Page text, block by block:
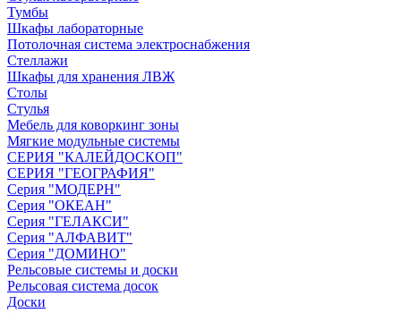
Тумбы
Шкафы лабораторные
Потолочная система электроснабжения
Стеллажи
Шкафы для хранения ЛВЖ
Столы
Стулья
Мебель для коворкинг зоны
Мягкие модульные системы
СЕРИЯ "КАЛЕЙДОСКОП"
СЕРИЯ "ГЕОГРАФИЯ"
Серия "МОДЕРН"
Серия "ОКЕАН"
Серия "ГЕЛАКСИ"
Серия "АЛФАВИТ"
Серия "ДОМИНО"
Рельсовые системы и доски
Рельсовая система досок
Доски